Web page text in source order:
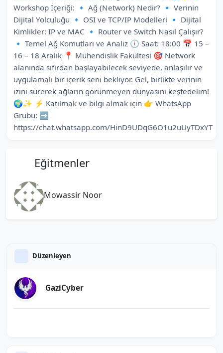
Workshop İçeriği: 🔹 Ağ (Network) Nedir? 🔹 Verinin
Dijital Yolculuğu 🔹 OSI ve TCP/IP Modelleri 🔹 Dijital
Kimlikler: IP ve MAC 🔹 Router ve Switch Nasıl Çalışır?
🔹 Temel Ağ Komutları ve Analiz 🕕 Saat: 18:00 📅 15 –
16 – 18 Aralık 📍 Mühendislik Fakültesi 🎯 Network
alanında sıfırdan başlayabilecek seviyede, anlaşılır ve
uygulamalı bir içerik seni bekliyor. Gel, birlikte verinin
izini sürerek ağların görünmeyen dünyasını keşfedelim!
🌍✨ ⚡ Katılmak ve bilgi almak için 👉 WhatsApp
Grubu: ➡️
https://chat.whatsapp.com/HinD9UDqG6O1u2uUyTDxYT
Eğitmenler
Mowassir Noor
Düzenleyen
GaziCyber